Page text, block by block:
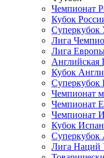
Чемпионат
Кубок
Лига
Лига
Английская
Кубок
Суперкубок
Чемпионат
Чемпионат
Чемпионат
Кубок
Суперкубок
Лига